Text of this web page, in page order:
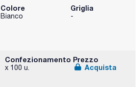
Colore
Bianco
Griglia
-
Confezionamento
x 100 u.
Prezzo
Acquista